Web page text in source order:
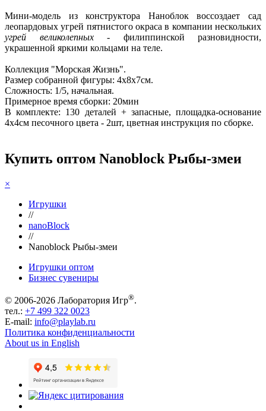
Мини-модель из конструктора Наноблок воссоздает сад
леопардовых угрей пятнистого окраса в компании нескольких
угрей великолепных- филиппинской разновидности,
украшенной яркими кольцами на теле.
Коллекция "Морская Жизнь".
Размер собранной фигуры: 4х8х7см.
Сложность: 1/5, начальная.
Примерное время сборки: 20мин
В комплекте: 130 деталей + запасные, площадка-основание
4х4см песочного цвета - 2шт, цветная инструкция по сборке.
Купить оптом Nanoblock Рыбы-змеи
×
Игрушки
//
nanoBlock
//
Nanoblock Рыбы-змеи
Игрушки оптом
Бизнес сувениры
© 2006-2026 Лаборатория Игр®.
тел.: +7 499 322 0023
E-mail: info@playlab.ru
Политика конфиденциальности
About us in English